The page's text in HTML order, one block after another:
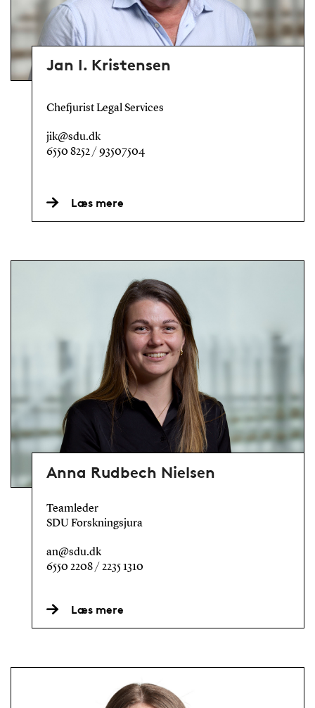
Jan I. Kristensen
Chefjurist Legal Services
jik@sdu.dk
6550 8252 / 93507504
Læs mere
Anna Rudbech Nielsen
Teamleder
SDU Forskningsjura
an@sdu.dk
6550 2208 / 2235 1310
Læs mere